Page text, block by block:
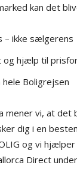
kan det
– ikke sælgerens
og hjælp til
Boligrejsen
mener vi, at det
dig i en
og vi
Direct